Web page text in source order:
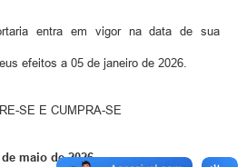
entra em vigor na data de sua
efeitos a 05 de janeiro de 2026.
SE E CUMPRA-SE
maio de 2026.